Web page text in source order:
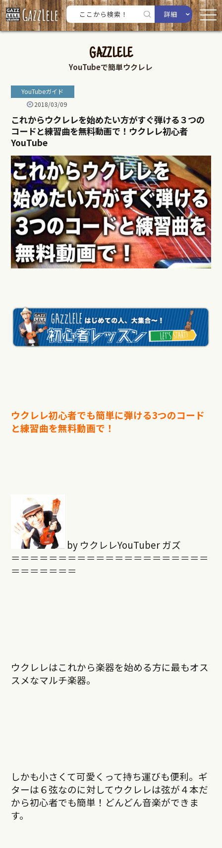
詳細
GAZZLELE
YouTubeで簡単ウクレレ
YouTubeガイド
2018/03/09
これからウクレレを始めたい方がすぐ弾ける３つの
コードと練習曲を無料動画で！ウクレレ初心者
YouTube
ウクレレ初心者でも簡単に弾ける3つのコード
と練習曲を無料動画で！
by ウクレレYouTuber ガズ
＝＝＝＝＝＝＝＝＝＝＝＝＝＝＝＝＝＝＝＝＝
＝＝＝＝＝＝＝
ウクレレはこれから楽器を始める方に最もオス
スメなマルチ楽器。
しかも小さくて可愛くって持ち運びも便利。ギ
ターは６弦なのに対してウクレレは弦が４本だ
から初心者でも簡単！どんどん音楽ができま
す。